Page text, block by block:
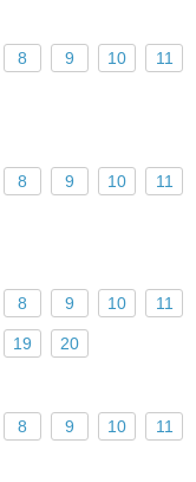
8 9 10 11
8 9 10 11
8 9 10 11
19 20
8 9 10 11